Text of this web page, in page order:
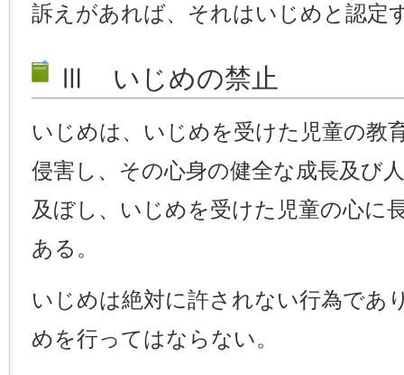
訴えがあれば、それはいじめと認定
Ⅲ いじめの禁止
いじめは、いじめを受けた児童の教
侵害し、その心身の健全な成長及び
及ぼし、いじめを受けた児童の心に
ある。
いじめは絶対に許されない行為であ
めを行ってはならない。